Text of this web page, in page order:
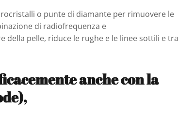
o punte di diamante per rimuovere le
di radiofrequenza e
pelle, riduce le rughe e le linee sottili e
anche con la